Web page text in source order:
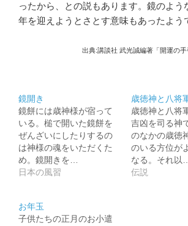
ったから、との説もあります。鏡のよう
年を迎えようとさとす意味もあったよう
出典:講談社 武光誠編著「開運の手
鏡開き
鏡餅には歳神様が宿って
いる。槌で開いた鏡餅を
ぜんざいにしたりするの
は神様の魂をいただくた
め。鏡開きを…
日本の風習
歳徳神と八将
歳徳神と八将
吉凶を司る神
のなかの歳徳
のいる方位が
なる。それ以…
伝説
お年玉
子供たちの正月のお小遣